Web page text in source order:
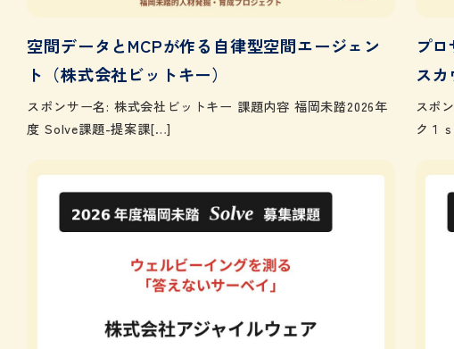
空間データとMCPが作る自律型空間エージェン
ト（株式会社ビットキー）
スポンサー名: 株式会社ビットキー 課題内容 福岡未踏2026年
度 Solve課題-提案課[…]
プ
ス
スポ
ク１